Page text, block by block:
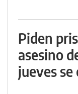
Piden
asesino
jueves